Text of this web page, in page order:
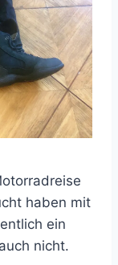
haben mit
ein
nicht.